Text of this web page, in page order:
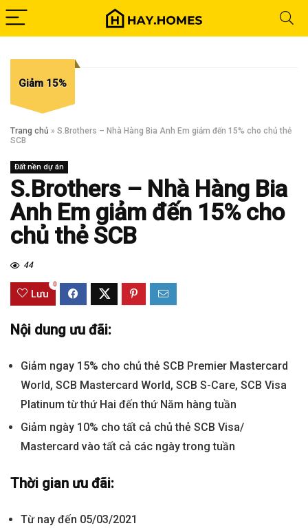
Giảm 15%
Trang chủ » S.Brothers – Nhà Hàng Bia Anh Em giảm đến 15% cho chủ thẻ
SCB
Đất nền dự án
S.Brothers – Nhà Hàng Bia
Anh Em giảm đến 15% cho
chủ thẻ SCB
44
Lưu
0
Nội dung ưu đãi:
Giảm ngay 15% cho chủ thẻ SCB Premier Mastercard
World, SCB Mastercard World, SCB S-Care, SCB Visa
Platinum từ thứ Hai đến thứ Năm hàng tuần
Giảm ngày 10% cho tất cả chủ thẻ SCB Visa/
Mastercard vào tất cả các ngày trong tuần
Thời gian ưu đãi:
Từ nay đến 05/03/2021